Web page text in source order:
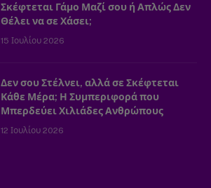
Σκέφτεται Γάμο Μαζί σου ή Απλώς Δεν
Θέλει να σε Χάσει;
15 Ιουλίου 2026
Δεν σου Στέλνει, αλλά σε Σκέφτεται
Κάθε Μέρα; Η Συμπεριφορά που
Μπερδεύει Χιλιάδες Ανθρώπους
12 Ιουλίου 2026